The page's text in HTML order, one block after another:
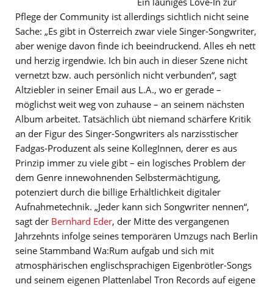
Pflege der Community ist allerdings sichtlich nicht seine
Sache: „Es gibt in Österreich zwar viele Singer-Songwriter,
aber wenige davon finde ich beeindruckend. Alles eh nett
und herzig irgendwie. Ich bin auch in dieser Szene nicht
vernetzt bzw. auch persönlich nicht verbunden“, sagt
Altziebler in seiner Email aus L.A., wo er gerade –
möglichst weit weg von zuhause – an seinem nächsten
Album arbeitet. Tatsächlich übt niemand schärfere Kritik
an der Figur des Singer-Songwriters als narzisstischer
Fadgas-Produzent als seine KollegInnen, derer es aus
Prinzip immer zu viele gibt – ein logisches Problem der
dem Genre innewohnenden Selbstermächtigung,
potenziert durch die billige Erhältlichkeit digitaler
Aufnahmetechnik. „Jeder kann sich Songwriter nennen“,
sagt der Bernhard Eder, der Mitte des vergangenen
Jahrzehnts infolge seines temporären Umzugs nach Berlin
seine Stammband Wa:Rum aufgab und sich mit
atmosphärischen englischsprachigen Eigenbrötler-Songs
und seinem eigenen Plattenlabel Tron Records auf eigene